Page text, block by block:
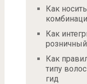
Как
Как
Как
типу
гид